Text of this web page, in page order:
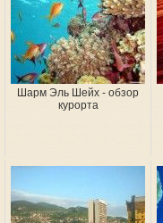
Шарм Эль Шейх - обзор
курорта